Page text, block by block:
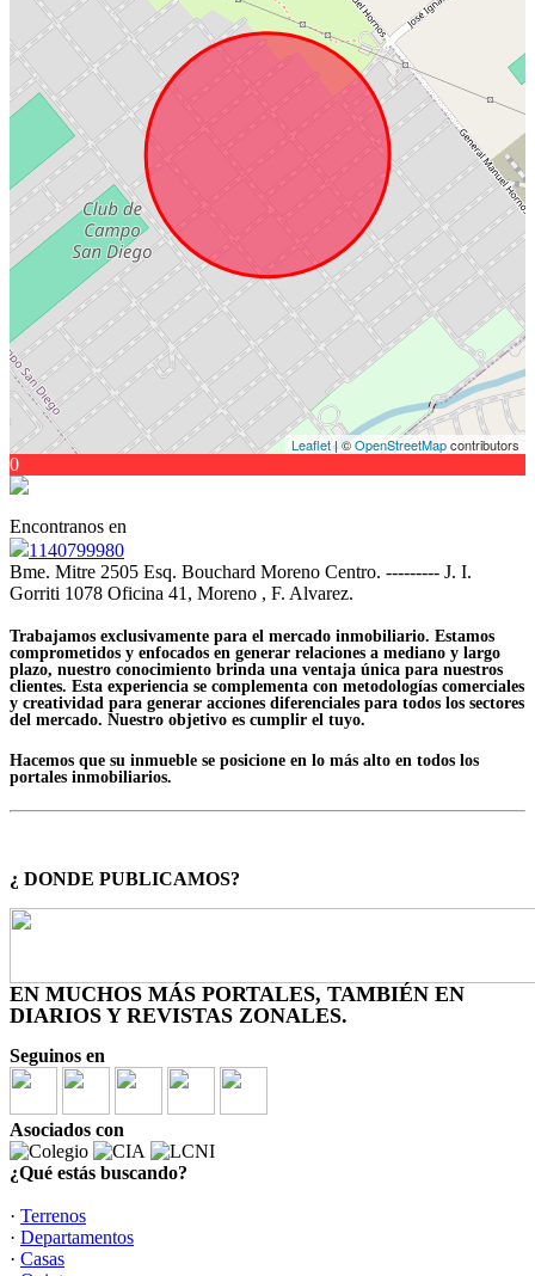
Leaflet| ©OpenStreetMapcontributors
0
Encontranos en
1140799980
Bme. Mitre 2505 Esq. Bouchard Moreno Centro. --------- J. I.
Gorriti 1078 Oficina 41, Moreno , F. Alvarez.
Trabajamos exclusivamente para el mercado inmobiliario. Estamos
comprometidos y enfocados en generar relaciones a mediano y largo
plazo, nuestro conocimiento brinda una ventaja única para nuestros
clientes. Esta experiencia se complementa con metodologías comerciales
y creatividad para generar acciones diferenciales para todos los sectores
del mercado. Nuestro objetivo es cumplir el tuyo.
Hacemos que su inmueble se posicione en lo más alto en todos los
portales inmobiliarios.
¿ DONDE PUBLICAMOS?
EN MUCHOS MÁS PORTALES, TAMBIÉN EN
DIARIOS Y REVISTAS ZONALES.
Seguinos en
Asociados con
¿Qué estás buscando?
· Terrenos
· Departamentos
· Casas